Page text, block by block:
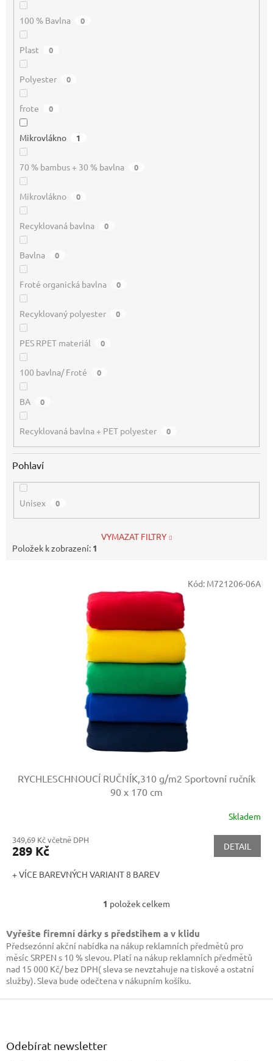
100 % Bavlna 0
Plast 0
Polyester 0
frote 0
Mikrovlákno 1
70 % bambus + 30 % bavlna 0
Mikrovlákno 0
Recyklovaná bavlna 0
Bavlna 0
Froté organická bavlna 0
Recyklovaný polyester 0
PES RPET materiál 0
100 bavlna/ Froté 0
BA 0
Recyklovaná bavlna + PET polyester 0
Pohlaví
Unisex 0
VYMAZAT FILTRY
Položek k zobrazení: 1
RYCHLESCHNOUCÍ RUČNÍK,310 g/m2 Sportovní ručník
90 x 170 cm
Skladem
349,69 Kč včetně DPH
289 Kč DETAIL
+ VÍCE BAREVNÝCH VARIANT 8 BAREV
Kód: M721206-06A
O
l
á
d
a
c
p
1 položek celkem
Vyřešte firemní dárky s předstihem a v klidu
Předsezónní akční nabídka na nákup reklamních předmětů pro
měsíc SRPEN s 10 % slevou. Platí na nákup reklamních předmětů
nad 15 000 Kč/ bez DPH( sleva se nevztahuje na tiskové a ostatní
služby). Sleva bude odečtena v nákupním košíku.
Z
Odebírat newsletter